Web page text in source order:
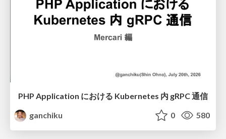
PHP Application における Kubernetes 内 gRPC 通信
ganchiku
0 580